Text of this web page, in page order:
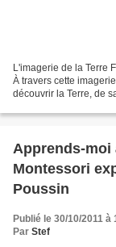
L'imagerie de la Terre
À travers cette
découvrir la Terre, de
Apprends-moi
Montessori
Poussin
Publié le 30/10/2011 à
Par Stef